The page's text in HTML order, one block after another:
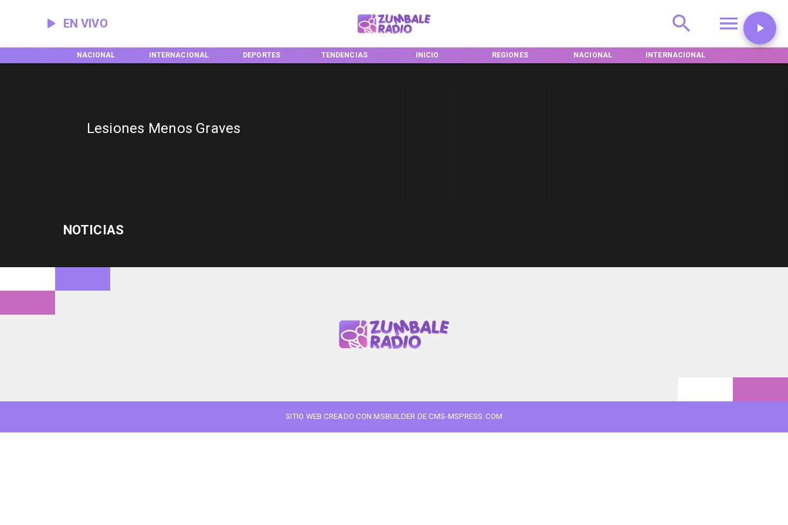
EN VIVO
NACIONAL INTERNACIONAL DEPORTES TENDENCIAS INICIO REGIONES NACIONAL INTERNACIONAL
Lesiones Menos Graves
NOTICIAS
SITIO WEB CREADO CON MSBUILDER DE CMS-MSPRESS.COM